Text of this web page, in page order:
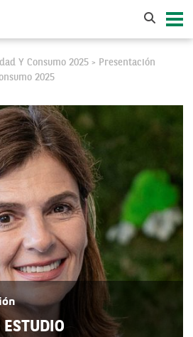
Y Consumo 2025 >
Presentación
2025
ESTUDIO